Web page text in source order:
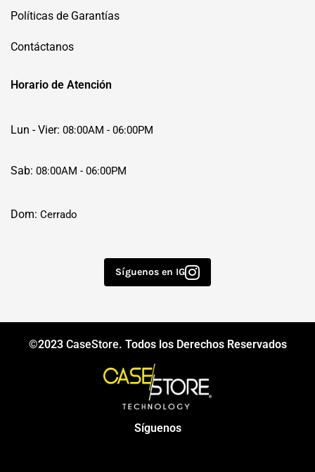
Políticas de Garantías
Contáctanos
Horario de Atención
Lun - Vier: 08:00AM - 06:00PM
Sab: 08:00AM - 06:00PM
Dom: Cerrado
Síguenos en IG
©2023 CaseStore. Todos los Derechos Reservados
Síguenos